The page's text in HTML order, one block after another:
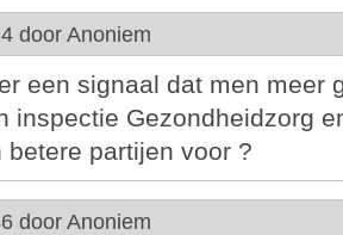
door Anoniem
een signaal dat men meer
inspectie Gezondheidzorg
betere partijen voor ?
door Anoniem